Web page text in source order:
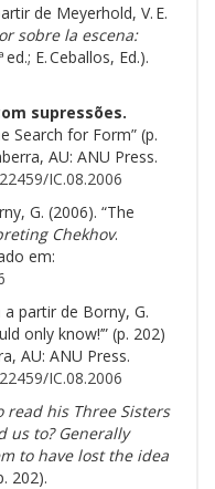
de Meyerhold, V. E.
sobre la escena:
ed.; E. Ceballos, Ed.).
supressões.
Search for Form” (p.
AU: ANU Press.
IC.08.2006
G. (2006). “The
Chekhov.
em:
a partir de Borny, G.
only know!’” (p. 202)
AU: ANU Press.
IC.08.2006
his Three Sisters
us to? Generally
to have lost the idea
202).